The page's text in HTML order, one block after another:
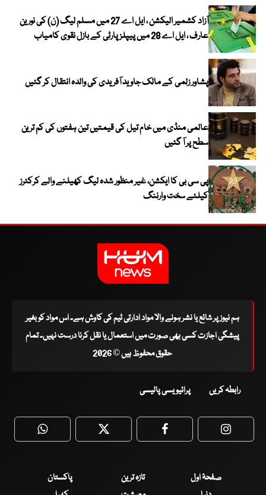
آزاد کشمیر الیکشن ، ایل اے 27 میں مسلم لیگ (ن) کی نورین
عارف ، ایل اے 28 میں پیپلز پارٹی کے بازل نقوی کامیاب
پشاور زلمی کے مالک جاوید آفریدی کی والدہ انتقال کر گئیں
عالمی منڈی میں خام تیل کی قیمتیں تین ہفتوں کی کم ترین
سطح پر آ گئیں
پی سی بی کا ایکشن، غیر منظور شدہ لیگ کھیلنے والے کرکٹرز
کیلئے سخت وارننگ
ہم نیوز پر شائع یا نشر ہونے والا مواد ادارتی ٹیم کی کاوش ہے۔ اس مواد کو بغیر
پیشگی اجازت کسی بھی صورت میں استعمال یا نقل کرنا درست نہیں۔ تمام
حقوق محفوظ ہیں © 2026
رابطہ کریں پرائیویسی پالیسی
WhatsApp Twitter Facebook
صفحۂ اول تازہ ترین
پاکستان